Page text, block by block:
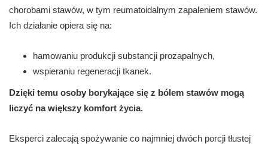
chorobami stawów, w tym reumatoidalnym zapaleniem stawów.
Ich działanie opiera się na:
hamowaniu produkcji substancji prozapalnych,
wspieraniu regeneracji tkanek.
Dzięki temu osoby borykające się z bólem stawów mogą
liczyć na większy komfort życia.
Eksperci zalecają spożywanie co najmniej dwóch porcji tłustej